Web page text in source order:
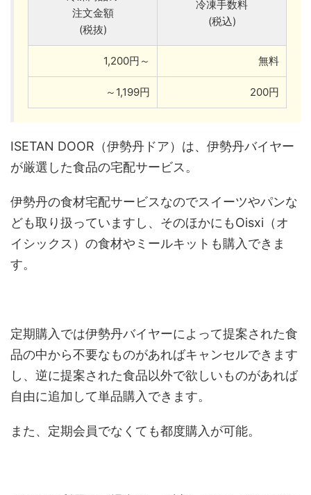
注文金額
(税抜)
冷凍手数料
(税込)
1,200円～ 無料
～1,199円 200円
ISETAN DOOR（伊勢丹ドア）は、伊勢丹バイヤー
が厳選した食品の宅配サービス。
伊勢丹の食材宅配サービスなのでスイーツやパンな
ども取り扱っていますし、そのほかにもOisxi（オ
イシックス）の食材やミールキットも購入できま
す。
定期購入では伊勢丹バイヤーによって提案された食
品の中から不要なものがあればキャンセルできます
し、逆に提案された食品以外で欲しいものがあれば
自由に追加して単品購入できます。
また、定期会員でなくても都度購入が可能。